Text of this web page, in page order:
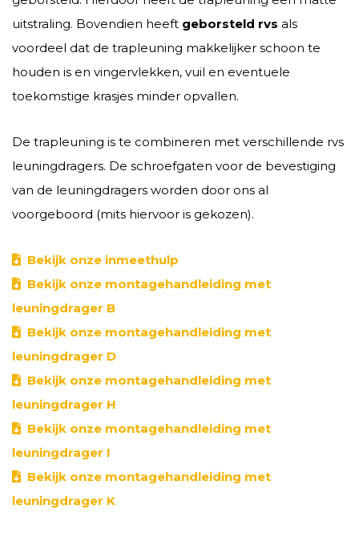
uitstraling. Bovendien heeft geborsteld rvs als
voordeel dat de trapleuning makkelijker schoon te
houden is en vingervlekken, vuil en eventuele
toekomstige krasjes minder opvallen.
De trapleuning is te combineren met verschillende rvs
leuningdragers. De schroefgaten voor de bevestiging
van de leuningdragers worden door ons al
voorgeboord (mits hiervoor is gekozen).
Bekijk onze inmeethulp
Bekijk onze montagehandleiding met
leuningdrager B
Bekijk onze montagehandleiding met
leuningdrager D
Bekijk onze montagehandleiding met
leuningdrager H
Bekijk onze montagehandleiding met
leuningdrager I
Bekijk onze montagehandleiding met
leuningdrager K